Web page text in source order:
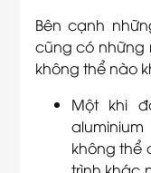
Bên cạnh
cũng có những
không thể nào
Một khi
không thể